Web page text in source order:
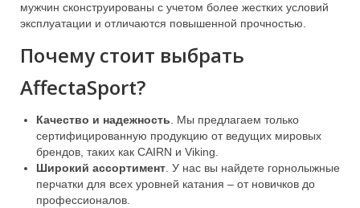
мужчин сконструированы с учетом более жестких условий
эксплуатации и отличаются повышенной прочностью.
Почему стоит выбрать
AffectaSport?
Качество и надежность . Мы предлагаем только
сертифицированную продукцию от ведущих мировых
брендов, таких как CAIRN и Viking.
Широкий ассортимент . У нас вы найдете горнолыжные
перчатки для всех уровней катания – от новичков до
профессионалов.